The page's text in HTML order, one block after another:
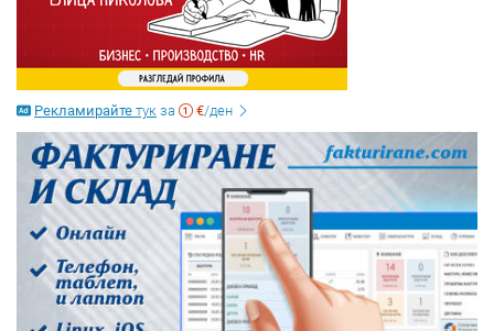
Рекламирайте тук за €/ден